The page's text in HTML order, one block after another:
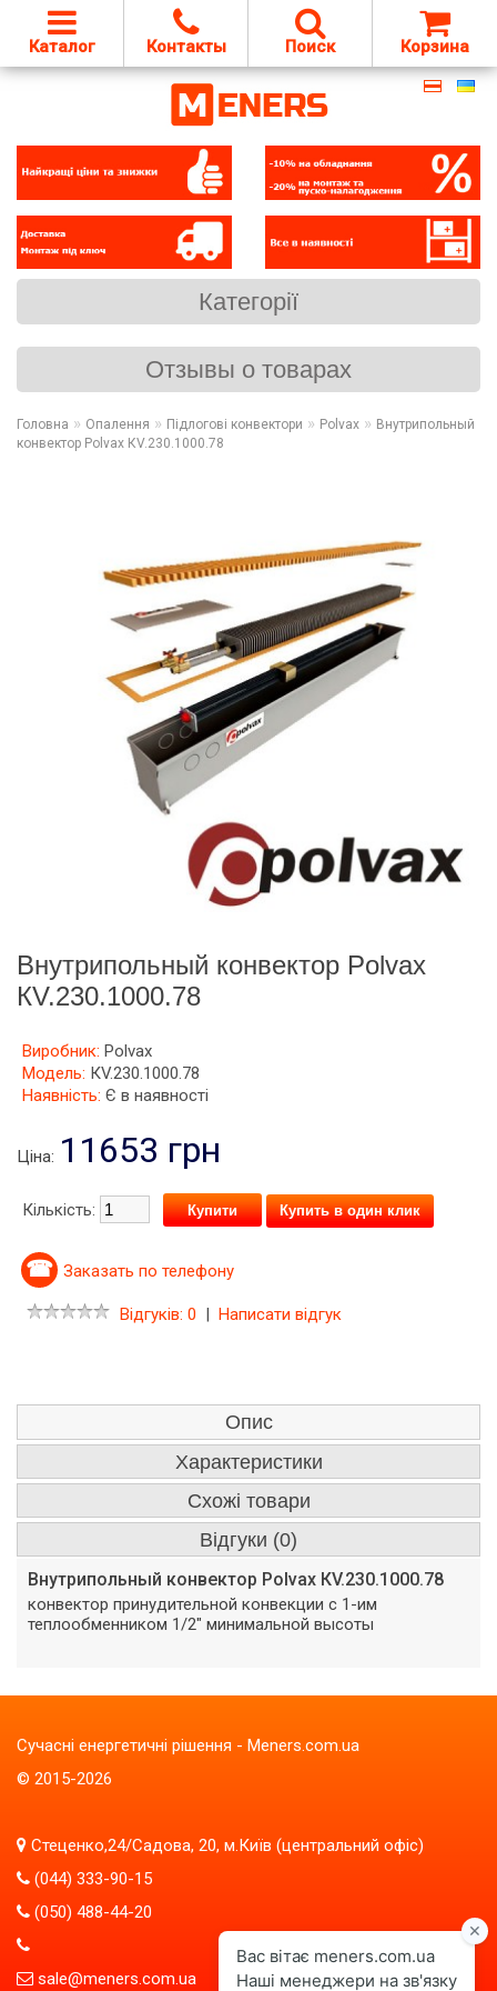
Каталог Корзина
Поиск
Контакты
Категорії
Отзывы о товарах
Головна » Опалення » Підлогові конвектори » Polvax » Внутрипольный
конвектор Polvax КV.230.1000.78
Внутрипольный конвектор Polvax
КV.230.1000.78
Виробник: Polvax
Модель: КV.230.1000.78
Наявність: Є в наявності
Ціна: 11653 грн
Кількість: Купить в один клик
Заказать по телефону
Відгуків: 0 | Написати відгук
Опис
Характеристики
Схожі товари
Відгуки (0)
Внутрипольный конвектор Polvax КV.230.1000.78
конвектор принудительной конвекции с 1-им
теплообменником 1/2" минимальной высоты
Сучасні енергетичні рішення - Meners.com.ua
© 2015-2026
Стеценко,24/Садова, 20, м.Київ (центральний офіс)
(044) 333-90-15
(050) 488-44-20
sale@meners.com.ua